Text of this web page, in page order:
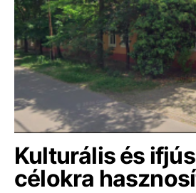
Kulturális és
célokra